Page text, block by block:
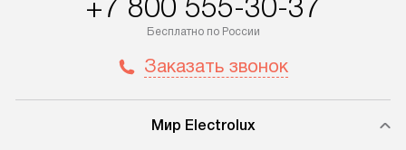
+7 800 555-30-37
Бесплатно по России
Заказать звонок
Мир Electrolux